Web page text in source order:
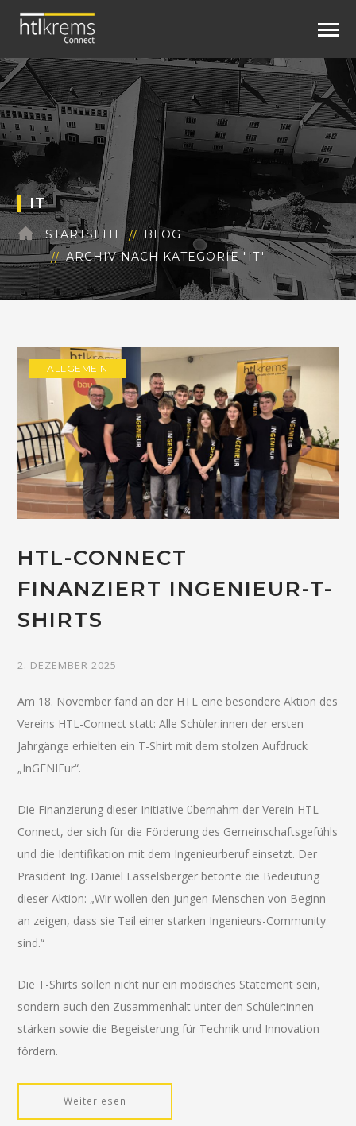
IT
STARTSEITE
BLOG
ARCHIV NACH KATEGORIE "IT"
ALLGEMEIN
HTL-CONNECT
FINANZIERT INGENIEUR-T-
SHIRTS
2. DEZEMBER 2025
Am 18. November fand an der HTL eine besondere Aktion des
Vereins HTL-Connect statt: Alle Schüler:innen der ersten
Jahrgänge erhielten ein T-Shirt mit dem stolzen Aufdruck
„InGENIEur“.
Die Finanzierung dieser Initiative übernahm der Verein HTL-
Connect, der sich für die Förderung des Gemeinschaftsgefühls
und die Identifikation mit dem Ingenieurberuf einsetzt. Der
Präsident Ing. Daniel Lasselsberger betonte die Bedeutung
dieser Aktion: „Wir wollen den jungen Menschen von Beginn
an zeigen, dass sie Teil einer starken Ingenieurs-Community
sind.“
Die T-Shirts sollen nicht nur ein modisches Statement sein,
sondern auch den Zusammenhalt unter den Schüler:innen
stärken sowie die Begeisterung für Technik und Innovation
fördern.
Weiterlesen